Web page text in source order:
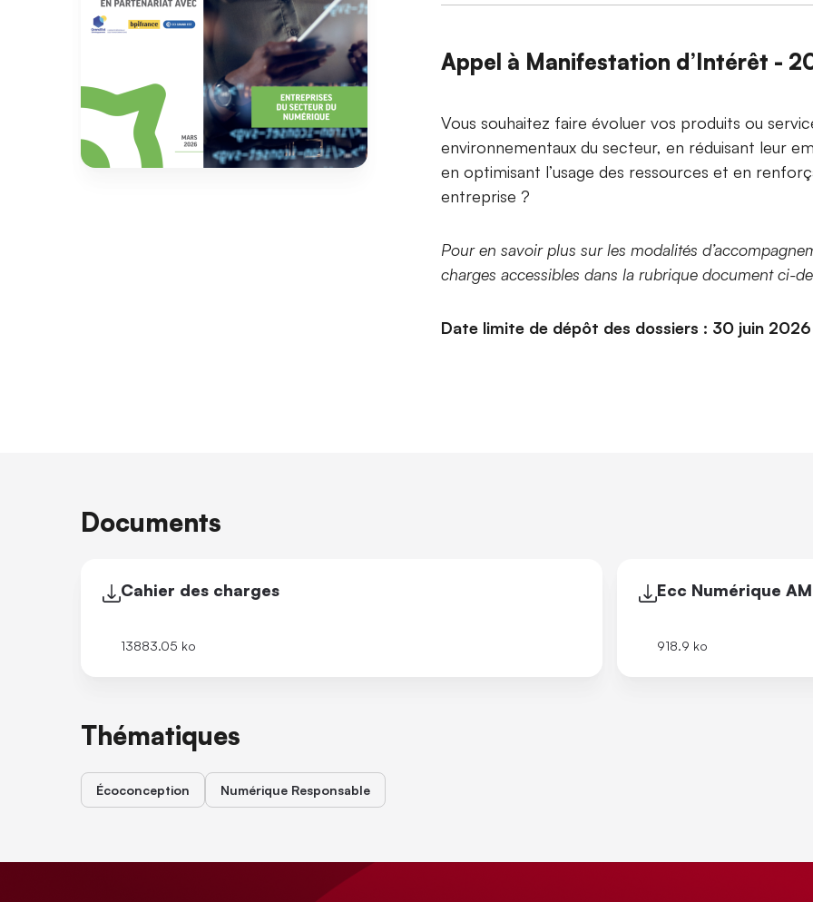
Appel à Manifestation d’Intérêt -
Vous souhaitez faire évoluer vos produits ou
environnementaux du secteur, en réduisant leur
en optimisant l’usage des ressources et en
entreprise ?
Pour en savoir plus sur les modalités
charges accessibles dans la rubrique document ci-
Date limite de dépôt des dossiers : 30 juin
Documents
Cahier des charges
13883.05 ko
Ecc Numérique
918.9 ko
Thématiques
Écoconception Numérique Responsable